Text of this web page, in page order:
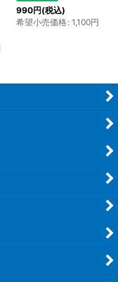
990円(税込)
希望小売価格: 1,100円